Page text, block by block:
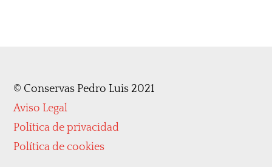
© Conservas Pedro Luis 2021
Aviso Legal
Política de privacidad
Política de cookies